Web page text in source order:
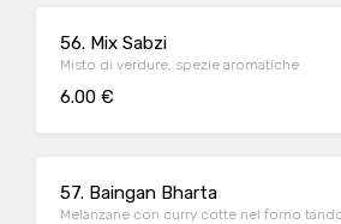
56. Mix Sabzi
Misto di verdure, spezie aromatiche
6.00 €
57. Baingan Bharta
Melanzane con curry cotte nel forno